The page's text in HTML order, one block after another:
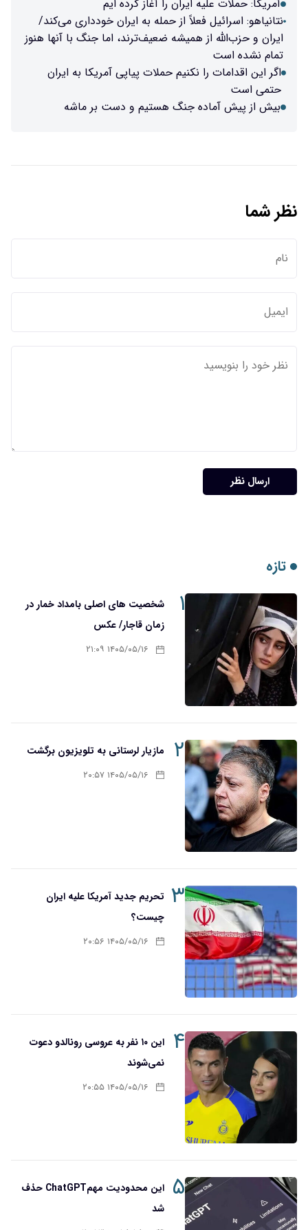
آمریکا: حملات علیه ایران را آغاز کرده ایم
نتانیاهو: اسرائیل فعلاً از حمله به ایران خودداری می‌کند/
ایران و حزب‌الله از همیشه ضعیف‌ترند، اما جنگ با آنها هنوز
تمام نشده است
اگر این اقدامات را نکنیم حملات پیاپی آمریکا به ایران
حتمی است
بیش از پیش آماده جنگ هستیم و دست بر ماشه
نظر شما
ارسال نظر
تازه
۱
شخصیت های اصلی بامداد خمار در
زمان قاجار/ عکس
۱۴۰۵/۰۵/۱۶ ۲۱:۰۹
۲ مازیار لرستانی به تلویزیون برگشت
۱۴۰۵/۰۵/۱۶ ۲۰:۵۷
۳ تحریم‌ جدید آمریکا علیه ایران
چیست؟
۱۴۰۵/۰۵/۱۶ ۲۰:۵۶
۴
این ۱۰ نفر به عروسی رونالدو دعوت
نمی‌شوند
۱۴۰۵/۰۵/۱۶ ۲۰:۵۵
۵
این محدودیت مهمChatGPT حذف
شد